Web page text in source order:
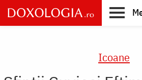
Skip
to
main
Icoane